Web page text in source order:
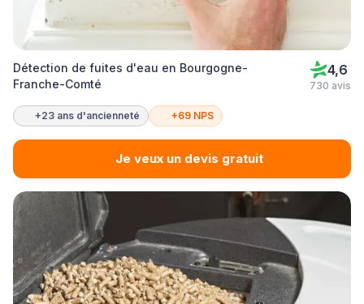
Détection de fuites d'eau en Bourgogne-
Franche-Comté
4,6
730 avis
+23 ans d'ancienneté +69 NPS
Je veux un devis gratuit